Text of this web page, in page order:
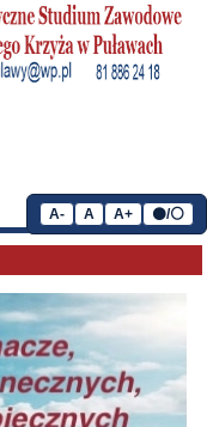
A- A A+ ⚫/⚪